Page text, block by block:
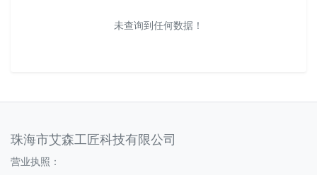
未查询到任何数据！
珠海市艾森工匠科技有限公司
营业执照：